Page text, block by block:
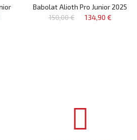
Babolat Alioth Pro Junior 2025
150,00 €
134,90 €